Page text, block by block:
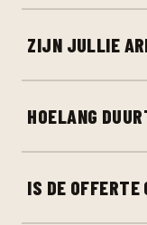
ZIJN JULLIE
HOELANG
IS DE